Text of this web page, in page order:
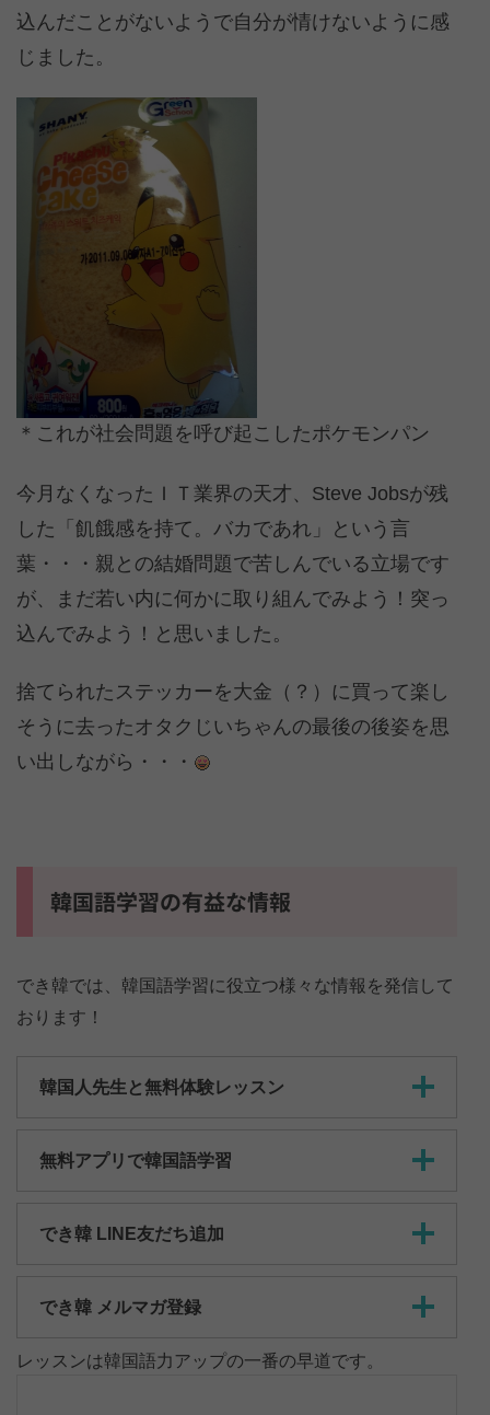
込んだことがないようで自分が情けないように感
じました。
＊これが社会問題を呼び起こしたポケモンパン
今月なくなったＩＴ業界の天才、Steve Jobsが残
した「飢餓感を持て。バカであれ」という言
葉・・・親との結婚問題で苦しんでいる立場です
が、まだ若い内に何かに取り組んでみよう！突っ
込んでみよう！と思いました。
捨てられたステッカーを大金（？）に買って楽し
そうに去ったオタクじいちゃんの最後の後姿を思
い出しながら・・・
韓国語学習の有益な情報
でき韓では、韓国語学習に役立つ様々な情報を発信して
おります！
韓国人先生と無料体験レッスン
無料アプリで韓国語学習
でき韓 LINE友だち追加
でき韓 メルマガ登録
レッスンは韓国語力アップの一番の早道です。